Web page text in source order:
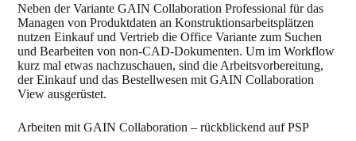
Neben der Variante GAIN Collaboration Professional für das
Managen von Produktdaten an Konstruktionsarbeitsplätzen
nutzen Einkauf und Vertrieb die Office Variante zum Suchen
und Bearbeiten von non-CAD-Dokumenten. Um im Workflow
kurz mal etwas nachzuschauen, sind die Arbeitsvorbereitung,
der Einkauf und das Bestellwesen mit GAIN Collaboration
View ausgerüstet.
Arbeiten mit GAIN Collaboration – rückblickend auf PSP